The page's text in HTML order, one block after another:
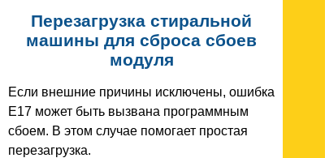
Перезагрузка стиральной
машины для сброса сбоев
модуля
Если внешние причины исключены, ошибка
E17 может быть вызвана программным
сбоем. В этом случае помогает простая
перезагрузка.